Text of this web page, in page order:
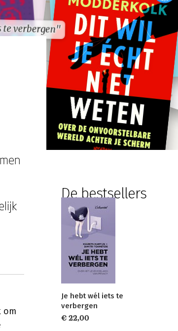
te verbergen"
te verbergen"
om
De bestsellers
Je hebt wél iets te
verbergen
€ 22,00